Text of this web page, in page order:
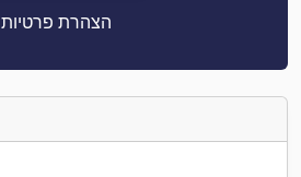
הצהרת פרטיות